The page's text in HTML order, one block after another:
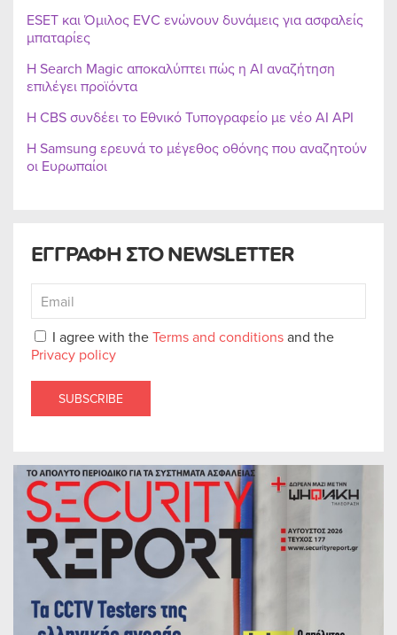
ΕΓΓΡΑΦΗ ΣΤΟ NEWSLETTER
I agree with theTerms and conditionsand the
Privacy policy
SUBSCRIBE
ESET και Όμιλος EVC ενώνουν δυνάμεις για ασφαλείς
μπαταρίες
Η Search Magic αποκαλύπτει πώς η AI αναζήτηση
επιλέγει προϊόντα
Η CBS συνδέει το Εθνικό Τυπογραφείο με νέο AI API
Η Samsung ερευνά το μέγεθος οθόνης που αναζητούν
οι Ευρωπαίοι